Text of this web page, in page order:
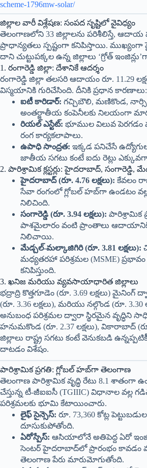
scheme-1796mw-solar/
జిల్లాల వారీ విశ్లేషణ: సంపద సృష్టిలో వైవిధ్యం
తెలంగాణలోని 33 జిల్లాలను పరిశీలిస్తే,
ప్రాధాన్యతలు స్పష్టంగా కనిపిస్తాయి.
దాని చుట్టుపక్కల ఉన్న జిల్లాలు ‘గ్రోత్
1. రంగారెడ్డి జిల్లా: దేశానికే ఆదర్శం
రంగారెడ్డి జిల్లా తలసరి ఆదాయం రూ. 11.29
విస్మయానికి గురిచేసింది. దీనికి ప్రధాన కారణాలు:
ఐటీ కారిడార్: గచ్చిబౌలి, మణికొండ,
అంతర్జాతీయ కంపెనీలకు నిలయంగా
రియల్ ఎస్టేట్: భూముల విలువ
రంగ కార్యకలాపాలు.
ఉపాధి సాంద్రత: ఇక్కడ పనిచేసే
జాతీయ సగటు కంటే ఐదు రెట్లు
2. పారిశ్రామిక క్లస్టర్లు: హైదరాబాద్, సంగారెడ్డి,
హైదరాబాద్ (రూ. 4.76 లక్షలు): కేవలం
సేవా రంగంలో గ్లోబల్ హబ్‌గా ఉండటం
నిలిచింది.
సంగారెడ్డి (రూ. 3.94 లక్షలు): పారిశ్రామిక
పాశమైలారం వంటి ప్రాంతాలు
నిలిచాయి.
మేడ్చల్-మల్కాజిగిరి (రూ. 3.81 లక్షలు):
మధ్యతరహా పరిశ్రమల (MSME) ప్రభావం
కనిపిస్తుంది.
3. ఖనిజ మరియు వ్యవసాయాధారిత జిల్లాలు
భద్రాద్రి కొత్తగూడెం (రూ. 3.69 లక్షలు)
(రూ. 3.36 లక్షలు), మరియు నల్గొండ (రూ.
అనుబంధ పరిశ్రమల ద్వారా స్థిరమైన వృద్ధిని
హనుమకొండ (రూ. 2.37 లక్షలు), వికారాబాద్
జిల్లాలు రాష్ట్ర సగటు కంటే వెనుకబడి
దాటడం విశేషం.
పారిశ్రామిక ప్రగతి: గ్లోబల్ హబ్‌గా తెలంగాణ
తెలంగాణ పారిశ్రామిక వృద్ధి రేటు 8.1 శాతంగా
చేస్తున్న టీ-జీఐఐసీ (TGIIIC) విధానాల వల్ల
పరిశ్రమలకు భూమి కేటాయించారు.
లైఫ్ సైన్సెస్: రూ. 73,360 కోట్ల
దూసుకుపోతోంది.
ఏరోస్పేస్: ఆసియాలోనే అతిపెద్ద ఏరో
సెంటర్ హైదరాబాద్‌లో ప్రారంభం కావడం
తెలంగాణ పేరు మారుమోగుతోంది.